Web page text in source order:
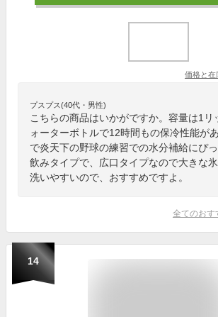
価格と在
プスプス(40代・男性)
こちらの商品はいかがですか。容量は1リ
ォーターボトルで12時間もの保冷性能が
で炎天下の野球の練習での水分補給にぴ
飲みタイプで、広口タイプなので大きな氷
洗いやすいので、おすすめですよ。
全てのおす
14